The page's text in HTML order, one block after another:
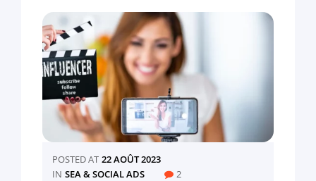
campagne
Google
Ads
pour
PME
en
B2B
et
B2C
avec
un
petit
POSTED AT 22 AOÛT 2023
IN CATEGORIES
SEA & SOCIAL ADS 2